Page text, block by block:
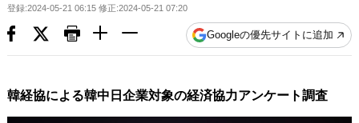
ト
の
リ
ク
다
登録:2024-05-21 06:15 修正:2024-05-21 07:20
Googleの優先サイトに追加
韓経協による韓中日企業対象の経済協力アンケート調査